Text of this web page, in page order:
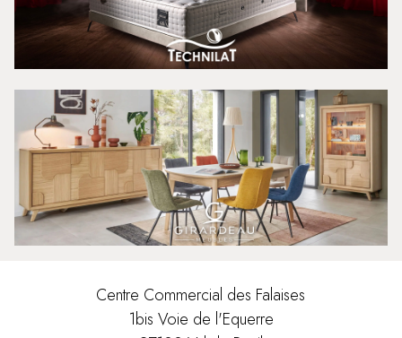
Centre Commercial des Falaises
1bis Voie de l'Equerre